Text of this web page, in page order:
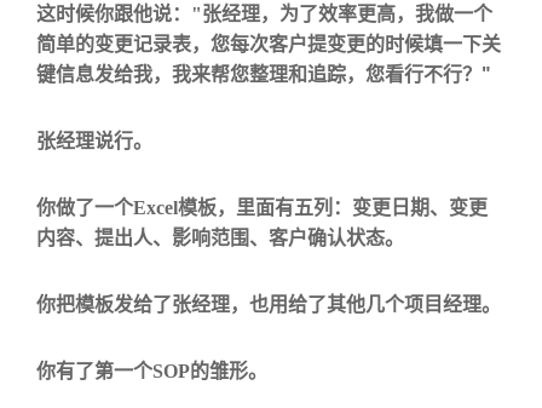
这时候你跟他说： "张经理，为了效率更高，我做一个
简单的变更记录表，您每次客户提变更的时候填一下关
键信息发给我，我来帮您整理和追踪，您看行不行？ "
张经理说行。
你做了一个Excel模板，里面有五列：变更日期、变更
内容、提出人、影响范围、客户确认状态。
你把模板发给了张经理，也用给了其他几个项目经理。
你有了第一个SOP的雏形。